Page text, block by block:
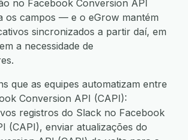
no Facebook Conversion API
os campos — e o eGrow mantém
sincronizados a partir daí, em
a necessidade de
que as equipes automatizam entre
Conversion API (CAPI):
registros do Slack no Facebook
(CAPI), enviar atualizações do